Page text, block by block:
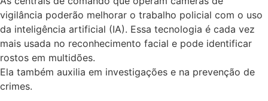
vigilância poderão melhorar o trabalho policial com o uso
da inteligência artificial (IA). Essa tecnologia é cada vez
mais usada no reconhecimento facial e pode identificar
rostos em multidões.
Ela também auxilia em investigações e na prevenção de
crimes.